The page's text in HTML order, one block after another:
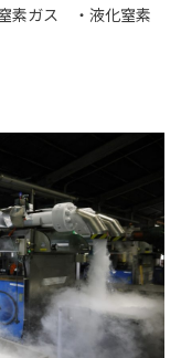
素ガス ・液化窒素